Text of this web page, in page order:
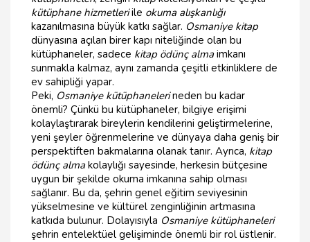
kütüphane hizmetleriile okuma alışkanlığı
kazanılmasına büyük katkı sağlar. Osmaniye kitap
dünyasına açılan birer kapı niteliğinde olan bu
kütüphaneler, sadece kitap ödünç almaimkanı
sunmakla kalmaz, aynı zamanda çeşitli etkinliklere de
ev sahipliği yapar.
Peki, Osmaniye kütüphanelerineden bu kadar
önemli? Çünkü bu kütüphaneler, bilgiye erişimi
kolaylaştırarak bireylerin kendilerini geliştirmelerine,
yeni şeyler öğrenmelerine ve dünyaya daha geniş bir
perspektiften bakmalarına olanak tanır. Ayrıca, kitap
ödünç almakolaylığı sayesinde, herkesin bütçesine
uygun bir şekilde okuma imkanına sahip olması
sağlanır. Bu da, şehrin genel eğitim seviyesinin
yükselmesine ve kültürel zenginliğinin artmasına
katkıda bulunur. Dolayısıyla Osmaniye kütüphaneleri
şehrin entelektüel gelişiminde önemli bir rol üstlenir.